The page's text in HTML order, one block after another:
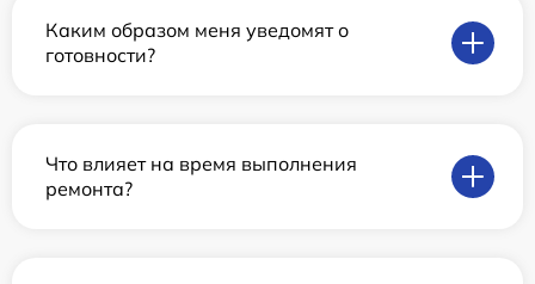
Каким образом меня уведомят о
готовности?
Что влияет на время выполнения
ремонта?